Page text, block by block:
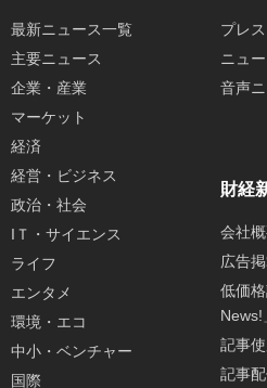
最新ニュース一覧
主要ニュース
企業・産業
マーケット
経済
経営・ビジネス
政治・社会
IＴ・サイエンス
ライフ
エンタメ
環境・エコ
中小・ベンチャー
国際
プレ
ニュ
音声
財経
会社
広告
低価
News!
記事
記事